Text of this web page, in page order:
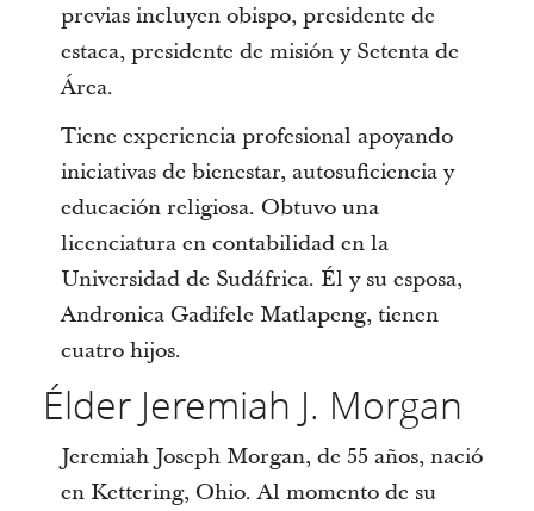
previas incluyen obispo, presidente de
estaca, presidente de misión y Setenta de
Área.
Tiene experiencia profesional apoyando
iniciativas de bienestar, autosuficiencia y
educación religiosa. Obtuvo una
licenciatura en contabilidad en la
Universidad de Sudáfrica. Él y su esposa,
Andronica Gadifele Matlapeng, tienen
cuatro hijos.
Élder Jeremiah J. Morgan
Jeremiah Joseph Morgan, de 55 años, nació
en Kettering, Ohio. Al momento de su